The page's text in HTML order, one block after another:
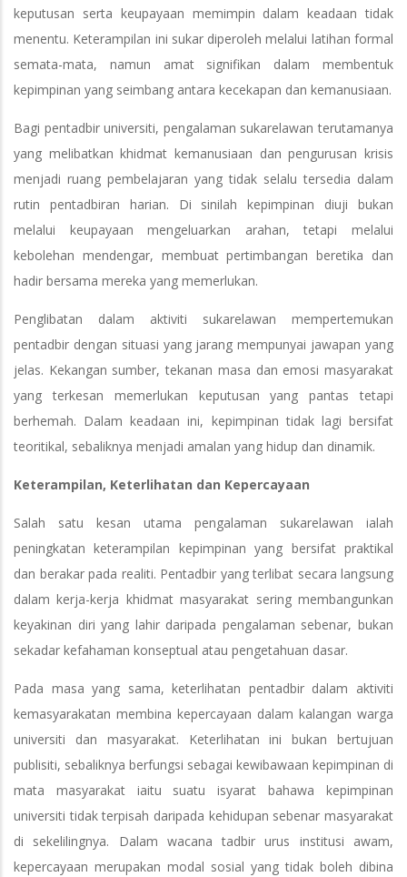
keputusan serta keupayaan memimpin dalam keadaan tidak
menentu. Keterampilan ini sukar diperoleh melalui latihan formal
semata-mata, namun amat signifikan dalam membentuk
kepimpinan yang seimbang antara kecekapan dan kemanusiaan.
Bagi pentadbir universiti, pengalaman sukarelawan terutamanya
yang melibatkan khidmat kemanusiaan dan pengurusan krisis
menjadi ruang pembelajaran yang tidak selalu tersedia dalam
rutin pentadbiran harian. Di sinilah kepimpinan diuji bukan
melalui keupayaan mengeluarkan arahan, tetapi melalui
kebolehan mendengar, membuat pertimbangan beretika dan
hadir bersama mereka yang memerlukan.
Penglibatan dalam aktiviti sukarelawan mempertemukan
pentadbir dengan situasi yang jarang mempunyai jawapan yang
jelas. Kekangan sumber, tekanan masa dan emosi masyarakat
yang terkesan memerlukan keputusan yang pantas tetapi
berhemah. Dalam keadaan ini, kepimpinan tidak lagi bersifat
teoritikal, sebaliknya menjadi amalan yang hidup dan dinamik.
Keterampilan, Keterlihatan dan Kepercayaan
Salah satu kesan utama pengalaman sukarelawan ialah
peningkatan keterampilan kepimpinan yang bersifat praktikal
dan berakar pada realiti. Pentadbir yang terlibat secara langsung
dalam kerja-kerja khidmat masyarakat sering membangunkan
keyakinan diri yang lahir daripada pengalaman sebenar, bukan
sekadar kefahaman konseptual atau pengetahuan dasar.
Pada masa yang sama, keterlihatan pentadbir dalam aktiviti
kemasyarakatan membina kepercayaan dalam kalangan warga
universiti dan masyarakat. Keterlihatan ini bukan bertujuan
publisiti, sebaliknya berfungsi sebagai kewibawaan kepimpinan di
mata masyarakat iaitu suatu isyarat bahawa kepimpinan
universiti tidak terpisah daripada kehidupan sebenar masyarakat
di sekelilingnya. Dalam wacana tadbir urus institusi awam,
kepercayaan merupakan modal sosial yang tidak boleh dibina